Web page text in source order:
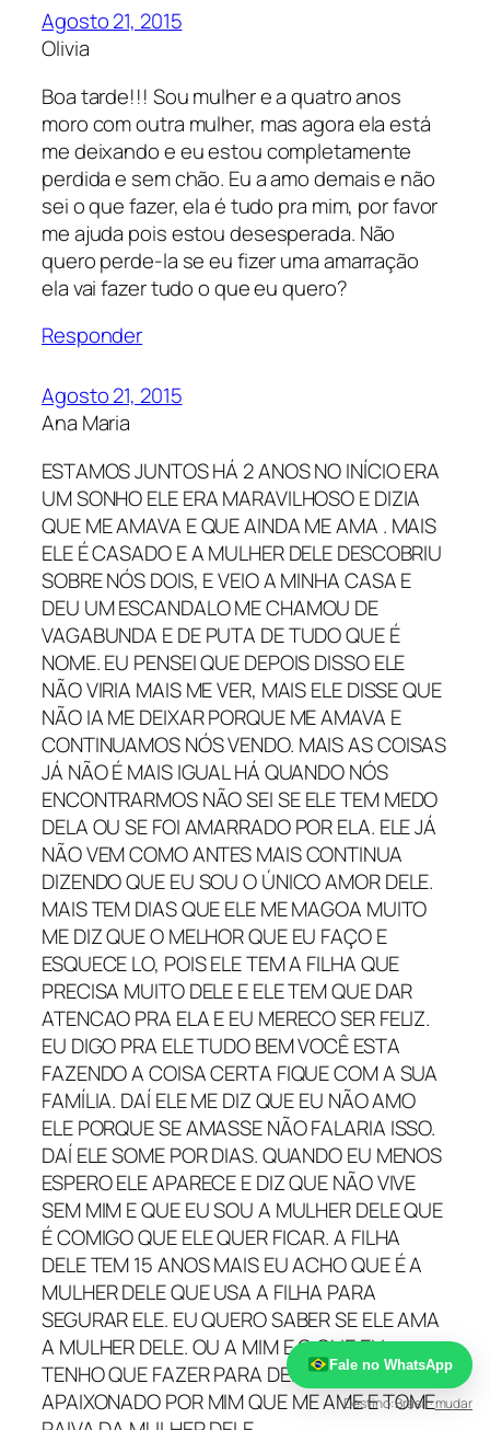
Agosto 21, 2015
Olivia
Boa tarde!!! Sou mulher e a quatro anos
moro com outra mulher, mas agora ela está
me deixando e eu estou completamente
perdida e sem chão. Eu a amo demais e não
sei o que fazer, ela é tudo pra mim, por favor
me ajuda pois estou desesperada. Não
quero perde-la se eu fizer uma amarração
ela vai fazer tudo o que eu quero?
Responder
Agosto 21, 2015
Ana Maria
ESTAMOS JUNTOS HÁ 2 ANOS NO INÍCIO ERA
UM SONHO ELE ERA MARAVILHOSO E DIZIA
QUE ME AMAVA E QUE AINDA ME AMA . MAIS
ELE É CASADO E A MULHER DELE DESCOBRIU
SOBRE NÓS DOIS, E VEIO A MINHA CASA E
DEU UM ESCANDALO ME CHAMOU DE
VAGABUNDA E DE PUTA DE TUDO QUE É
NOME. EU PENSEI QUE DEPOIS DISSO ELE
NÃO VIRIA MAIS ME VER, MAIS ELE DISSE QUE
NÃO IA ME DEIXAR PORQUE ME AMAVA E
CONTINUAMOS NÓS VENDO. MAIS AS COISAS
JÁ NÃO É MAIS IGUAL HÁ QUANDO NÓS
ENCONTRARMOS NÃO SEI SE ELE TEM MEDO
DELA OU SE FOI AMARRADO POR ELA. ELE JÁ
NÃO VEM COMO ANTES MAIS CONTINUA
DIZENDO QUE EU SOU O ÚNICO AMOR DELE.
MAIS TEM DIAS QUE ELE ME MAGOA MUITO
ME DIZ QUE O MELHOR QUE EU FAÇO E
ESQUECE LO, POIS ELE TEM A FILHA QUE
PRECISA MUITO DELE E ELE TEM QUE DAR
ATENCAO PRA ELA E EU MERECO SER FELIZ.
EU DIGO PRA ELE TUDO BEM VOCÊ ESTA
FAZENDO A COISA CERTA FIQUE COM A SUA
FAMÍLIA. DAÍ ELE ME DIZ QUE EU NÃO AMO
ELE PORQUE SE AMASSE NÃO FALARIA ISSO.
DAÍ ELE SOME POR DIAS. QUANDO EU MENOS
ESPERO ELE APARECE E DIZ QUE NÃO VIVE
SEM MIM E QUE EU SOU A MULHER DELE QUE
É COMIGO QUE ELE QUER FICAR. A FILHA
DELE TEM 15 ANOS MAIS EU ACHO QUE É A
MULHER DELE QUE USA A FILHA PARA
SEGURAR ELE. EU QUERO SABER SE ELE AMA
A MULHER DELE. OU A MIM E O QUE EU
TENHO QUE FAZER PARA DEIXA LO LOUCO
APAIXONADO POR MIM QUE ME AME E TOME
Fale no WhatsApp
Destino:Brasil·mudar